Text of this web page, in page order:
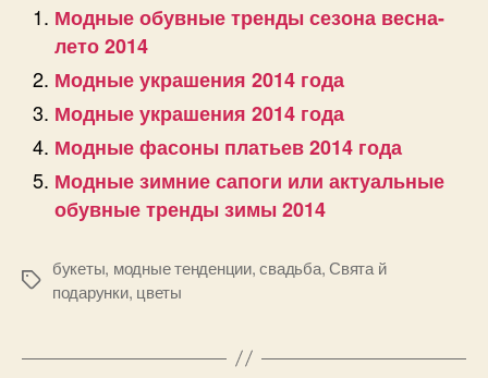
Модные обувные тренды сезона весна-
лето 2014
Модные украшения 2014 года
Модные украшения 2014 года
Модные фасоны платьев 2014 года
Модные зимние сапоги или актуальные
обувные тренды зимы 2014
Позначки
букеты, модные тенденции,свадьба,Свята й
подарунки, цветы